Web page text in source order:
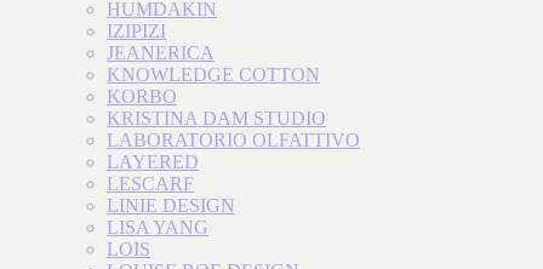
HUMDAKIN
IZIPIZI
JEANERICA
KNOWLEDGE COTTON
KORBO
KRISTINA DAM STUDIO
LABORATORIO OLFATTIVO
LAYERED
LESCARF
LINIE DESIGN
LISA YANG
LOIS